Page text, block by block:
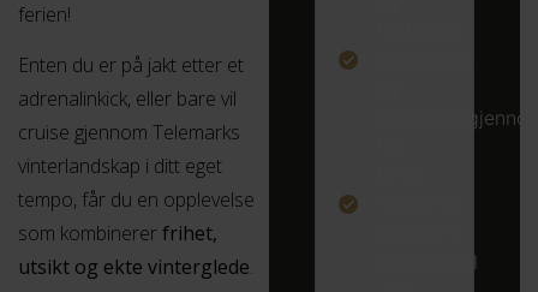
ferien!
Enten du er på jakt etter et
adrenalinkick, eller bare vil
cruise gjennom Telemarks
vinterlandskap i ditt eget
tempo, får du en opplevelse
som kombinererfrihet,
utsikt og ekte vinterglede.
(egenandel